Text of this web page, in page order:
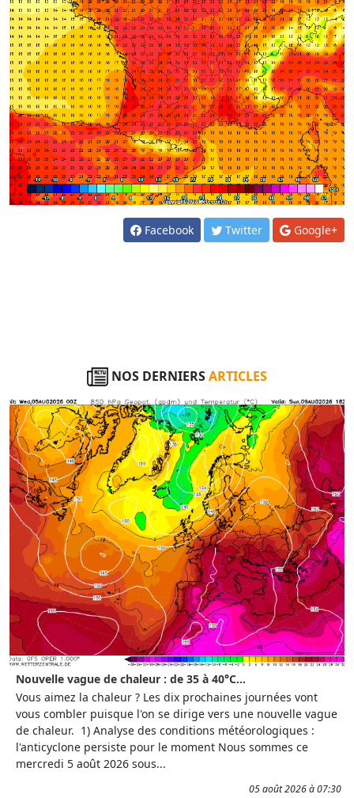
Facebook Twitter Google+
NOS DERNIERSARTICLES
Nouvelle vague de chaleur : de 35 à 40°C...
Vous aimez la chaleur ? Les dix prochaines journées vont
vous combler puisque l'on se dirige vers une nouvelle vague
de chaleur. 1) Analyse des conditions météorologiques :
l'anticyclone persiste pour le moment Nous sommes ce
mercredi 5 août 2026 sous...
05 août 2026 à 07:30